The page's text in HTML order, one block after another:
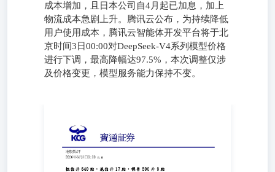
成本增加，且日本公司自4月起已加息，加上
物流成本急剧上升。腾讯云公布，为持续降低
用户使用成本，腾讯云智能体开发平台将于北
京时间3日00:00对DeepSeek-V4系列模型价格
进行下调，最高降幅达97.5%，本次调整仅涉
及价格变更，模型服务能力保持不变。
點，標 普500升9點 恒 生 指 數2日低 開3點 後 隨 即 倒 升
， 午 後 升 幅 進 一 步 擴 大 逾600點 。 恒 生 指 數收 復
二 萬 六 大 關 ， 全 日 近 高 收 報26,038點 ， 升640點 或